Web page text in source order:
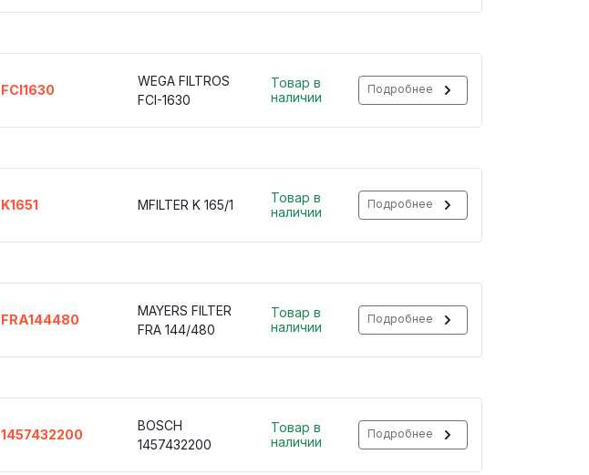
FCI1630
WEGA FILTROS
FCI-1630
Товар в
наличии
Подробнее
K1651 MFILTER K 165/1
Товар в
наличии
Подробнее
FRA144480
MAYERS FILTER
FRA 144/480
Товар в
наличии
Подробнее
1457432200
BOSCH
1457432200
Товар в
наличии
Подробнее